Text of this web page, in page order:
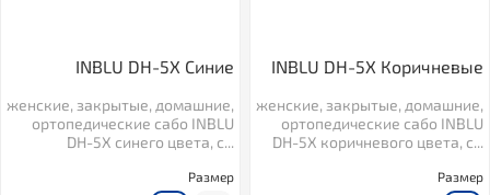
INBLU DH-5X Синие
женские, закрытые, домашние,
ортопедические сабо INBLU
DH-5X синего цвета, с...
Размер
INBLU DH-5X Коричневые
женские, закрытые, домашние,
ортопедические сабо INBLU
DH-5X коричневого цвета, с...
Размер